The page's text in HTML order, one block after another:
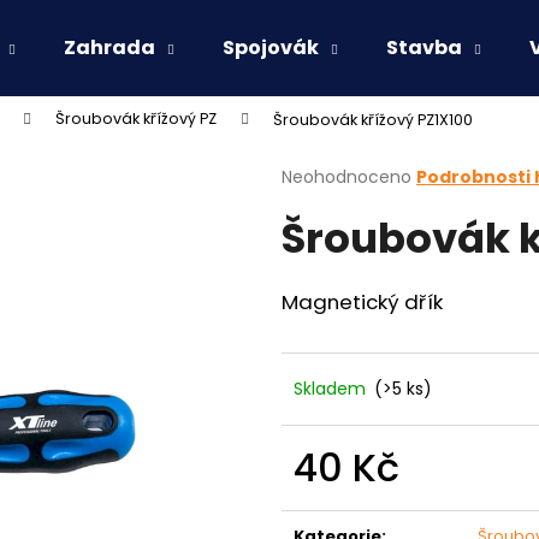
Zahrada Spojovák Stavba
Šroubovák křížový PZ Šroubovák křížový PZ1X100
Průměrné
produktu
je
z
5
Neohodnoceno Podrobnosti
Šroubovák
Magnetický dřík
Skladem (>5 ks)
40 Kč
cena:
Co potřebujete najít?
HLEDAT